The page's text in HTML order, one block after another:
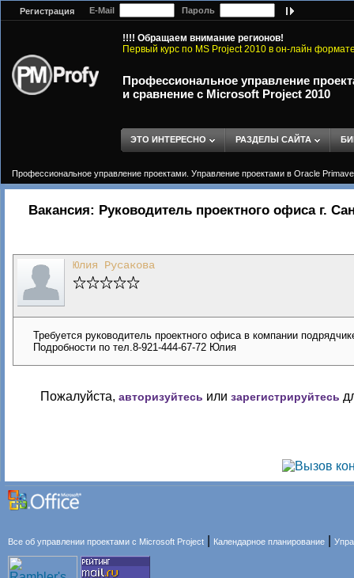
Регистрация E-Mail Пароль
!!!! Обращаем внимание регионов!
Первый курс по MS Project 2010 в он-лайн
Профессиональное управление
и сравнение с Microsoft Project 2010
ЭТО ИНТЕРЕСНО РАЗДЕЛЫ САЙТА
Профессиональное управление проектами. Управление проектами в Oracle
Вакансия: Руководитель проектного офиса г.
Юлия Русакова
Требуется руководитель проектного офиса в компании
Подробности по тел.8-921-444-67-72 Юлия
Пожалуйста,авторизуйтесь илизарегистрируйтесь
Все об управлении проектами с Microsoft Project Календарное планирование